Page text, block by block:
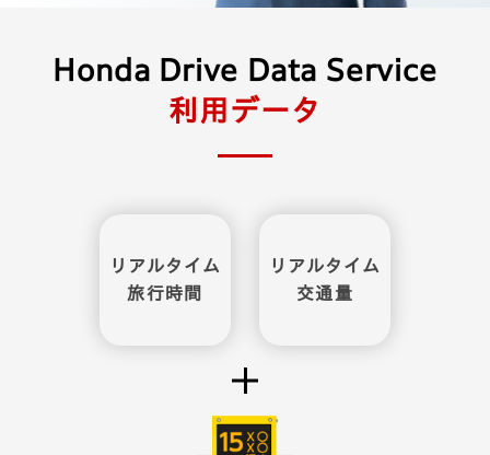
お問い合わせ
Honda Drive Data Service
利用データ
リアルタイム
旅行時間
リアルタイム
交通量